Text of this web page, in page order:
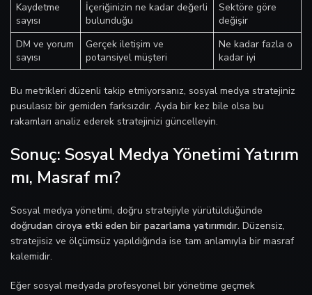
Kaydetme
sayısı
İçeriğinizin ne kadar değerli
bulunduğu
Sektöre göre
değişir
DM ve yorum
sayısı
Gerçek iletişim ve
potansiyel müşteri
Ne kadar fazla o
kadar iyi
Bu metrikleri düzenli takip etmiyorsanız, sosyal medya stratejiniz
pusulasız bir gemiden farksızdır. Ayda bir kez bile olsa bu
rakamları analiz ederek stratejinizi güncelleyin.
Sonuç: Sosyal Medya Yönetimi Yatırım
mı, Masraf mı?
Sosyal medya yönetimi, doğru stratejiyle yürütüldüğünde
doğrudan ciroya etki eden bir pazarlama yatırımıdır. Düzensiz,
stratejisiz ve ölçümsüz yapıldığında ise tam anlamıyla bir masraf
kalemidir.
Eğer sosyal medyada profesyonel bir yönetime geçmek